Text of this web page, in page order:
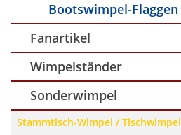
Bootswimpel-Flaggen
Fanartikel
Wimpelständer
Sonderwimpel
Stammtisch-Wimpel / Tischwimpel